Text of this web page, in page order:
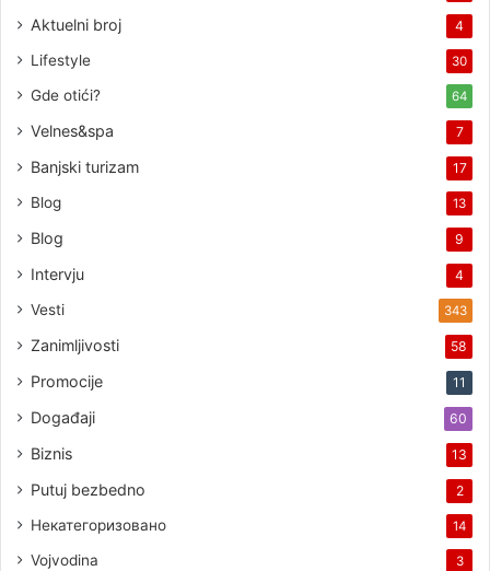
Aktuelni broj 4
Lifestyle 30
Gde otići? 64
Velnes&spa 7
Banjski turizam 17
Blog 13
Blog 9
Intervju 4
Vesti 343
Zanimljivosti 58
Promocije 11
Događaji 60
Biznis 13
Putuj bezbedno 2
Некатегоризовано 14
Vojvodina 3